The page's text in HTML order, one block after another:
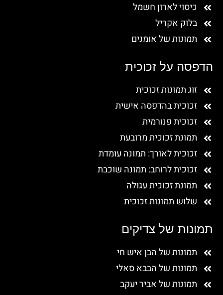
תמונות של צדיקים
תמונות של הבן איש חי
תמונות של הבבא סאלי
תמונות של אביר יעקב
הדפסה על זכוכית
זוג תמונות זכוכית
זכוכית בהדפסה אישית
זכוכית פנורמית
תמונת זכוכית מרובעת
זכוכית לאורך: תמונה עומדת
זכוכית לרוחב: תמונה שוכבת
תמונת זכוכית עגולה
שלוש תמונות זכוכית
כיסוי לארון חשמל
בלוק אקריל
תמונות של אומנים